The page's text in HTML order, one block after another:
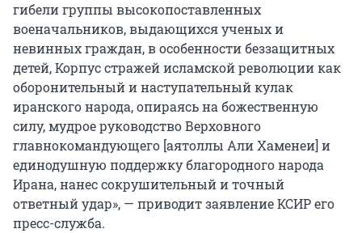
гибели группы высокопоставленных
военачальников, выдающихся ученых и
невинных граждан, в особенности беззащитных
детей, Корпус стражей исламской революции как
оборонительный и наступательный кулак
иранского народа, опираясь на божественную
силу, мудрое руководство Верховного
главнокомандующего [аятоллы Али Хаменеи] и
единодушную поддержку благородного народа
Ирана, нанес сокрушительный и точный
ответный удар», — приводит заявление КСИР его
пресс-служба.